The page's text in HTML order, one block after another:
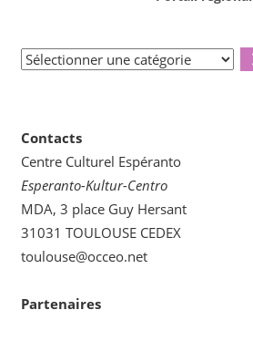
Sélectionner
Contacts
Centre Culturel Espéranto
Esperanto-Kultur-Centro
MDA, 3 place Guy Hersant
31031 TOULOUSE CEDEX
toulouse@occeo.net
Partenaires